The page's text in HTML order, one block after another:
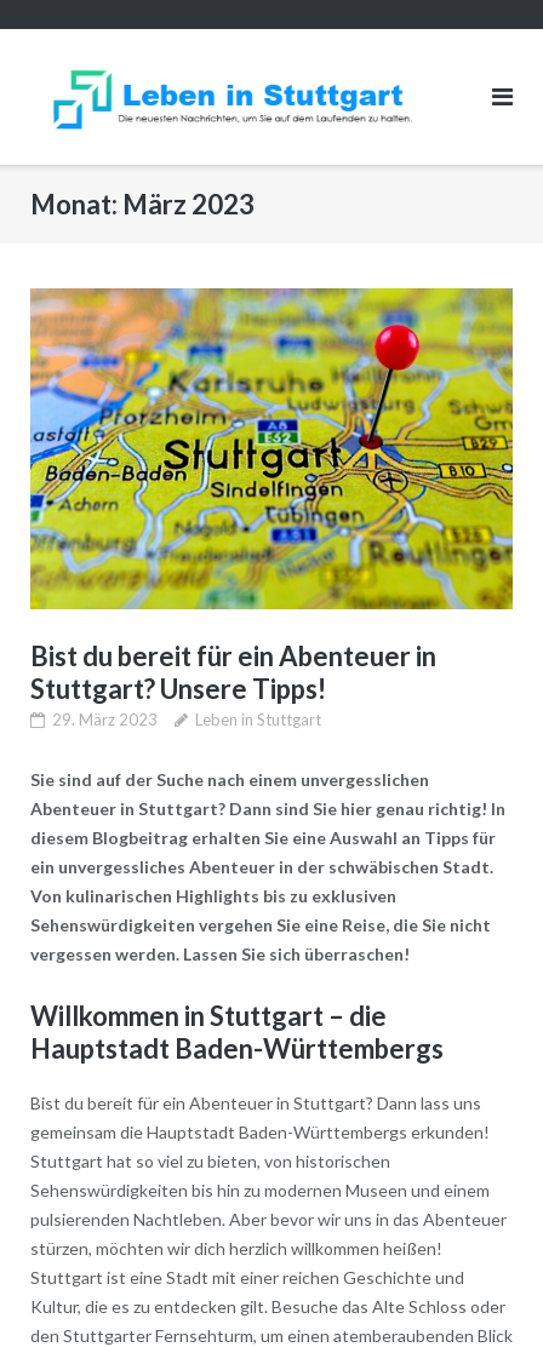
Monat: März 2023
Bist du bereit für ein Abenteuer in
Stuttgart? Unsere Tipps!
29. März 2023 Leben in Stuttgart
Sie sind auf der Suche nach einem unvergesslichen
Abenteuer in Stuttgart? Dann sind Sie hier genau richtig! In
diesem Blogbeitrag erhalten Sie eine Auswahl an Tipps für
ein unvergessliches Abenteuer in der schwäbischen Stadt.
Von kulinarischen Highlights bis zu exklusiven
Sehenswürdigkeiten vergehen Sie eine Reise, die Sie nicht
vergessen werden. Lassen Sie sich überraschen!
Willkommen in Stuttgart – die
Hauptstadt Baden-Württembergs
Bist du bereit für ein Abenteuer in Stuttgart? Dann lass uns
gemeinsam die Hauptstadt Baden-Württembergs erkunden!
Stuttgart hat so viel zu bieten, von historischen
Sehenswürdigkeiten bis hin zu modernen Museen und einem
pulsierenden Nachtleben. Aber bevor wir uns in das Abenteuer
stürzen, möchten wir dich herzlich willkommen heißen!
Stuttgart ist eine Stadt mit einer reichen Geschichte und
Kultur, die es zu entdecken gilt. Besuche das Alte Schloss oder
den Stuttgarter Fernsehturm, um einen atemberaubenden Blick